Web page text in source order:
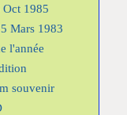
1985
Mars 1983
l'année
souvenir